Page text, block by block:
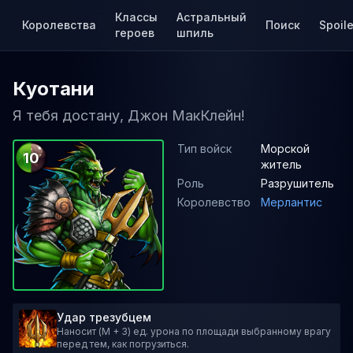
Королевства
Классы
героев
Астральный
шпиль
Поиск
Куотани
Я тебя достану, Джон МакКлейн!
10
Тип войск
Морской
житель
Роль
Разрушитель
Королевство
Мерлантис
Удар трезубцем
Наносит (M + 3) ед. урона по площади выбранному врагу
перед тем, как погрузиться.